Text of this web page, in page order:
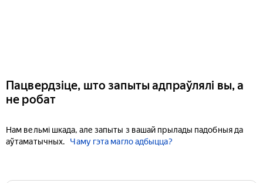
Пацвердзіце, што запыты адпраўлялі вы, а
не робат
Нам вельмі шкада, але запыты з вашай прылады падобныя да
аўтаматычных.
Чаму гэта магло адбыцца?